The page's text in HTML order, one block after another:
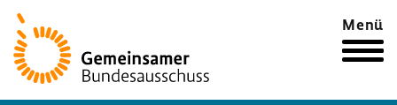
Zur
Startseite
Menü